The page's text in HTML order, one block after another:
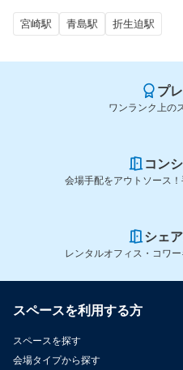
宮崎駅 青島駅 折生迫駅
プ
ワンランク上の
コン
会場手配をアウトソース
シェ
レンタルオフィス・コワ
スペースを利用する方
スペースを探す
会場タイプから探す